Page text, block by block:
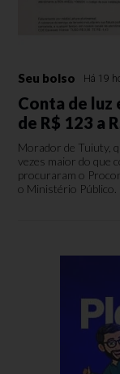
Seu bolso Há 19
Conta de luz
de R$ 123 a
Morador de Tuiuty,
vezes maior do que
procuraram o
o Ministério Público.